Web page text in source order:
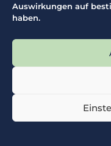
Auswirkungen auf
haben.
Bürodrucker
Schneidausrüstung
Faltausrüstung